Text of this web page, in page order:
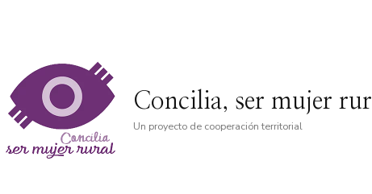
Concilia, ser mujer
Un proyecto de cooperación territorial